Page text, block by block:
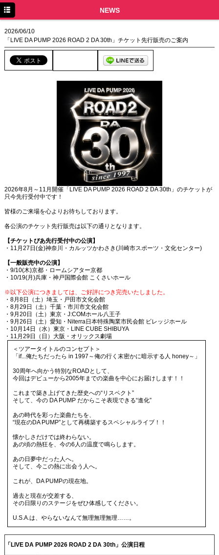
NEWS
2026/06/10
「LIVE DA PUMP 2026 ROAD 2 DA 30th」チケット先行販売のご案内
2026年8月～11月開催「LIVE DA PUMP 2026 ROAD 2 DA 30th」のチケットが
只今先行受付中です！
皆様のご来場を心よりお待ちしております。
各公演のチケット先行販売は以下の通りとなります。
【チケットぴあ先行受付中の公演】
・11月27日(金)神奈川・カルッツかわさき(川崎市スポーツ・文化センター)
【一般販売中の公演】
・9/10(木)京都・ロームシアター京都
・10/19(月)兵庫・神戸国際会館 こくさいホール
※以下公演につきましては、ご好評につき完売いたしました。
・8月8日（土）埼玉・戸田市文化会館
・8月29日（土）千葉・市川市文化会館
・9月20日（土）東京・J:COMホール八王子
・9月26日（土）愛知・Niterra日本特殊陶業市民会館 ビレッジホール
・10月14日（水）東京・LINE CUBE SHIBUYA
・11月29日（日）大阪・オリックス劇場
＜ツアータイトルのコンセプト＞
「if...俺たちだったら in 1997～俺の行く末密かに暗示する人 honey～」
30周年へ向かう特別なROADとして、
今回はデビューから2005年までの楽曲を中心にお届けします！！
これまで築き上げてきた歴史への“リスペクト”
そして、今の DA PUMP だからこそ表現できる“進化”
あの時代を彩った楽曲たちを、
“現在のDA PUMP”として再構築するスペシャルライブ！！
懐かしさだけでは終わらない。
あの頃の熱狂を、今の6人の温度で鳴らします。
あの日夢中だった人へ。
そして、今この熱に出会う人へ。
これが、DA PUMPの現在地。
過去と現在が交差する、
その日限りのステージをぜひ体感してください。
U.S.A.は、やらないなんて無理無理無理……。
「LIVE DA PUMP 2026 ROAD 2 DA 30th」公演日程
NEWS
SCHEDULE
DISCOGRAPHY
Twitter